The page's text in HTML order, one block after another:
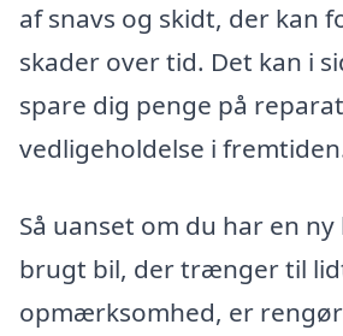
af snavs og skidt, der kan
skader over tid. Det kan i
spare dig penge på
vedligeholdelse i
Så uanset om du har en
brugt bil, der trænger til
opmærksomhed, er